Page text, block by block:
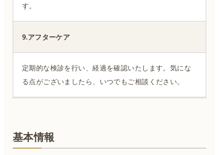
す。
9.アフターケア
定期的な検診を行い、経過を確認いたします。気にな
る点がございましたら、いつでもご相談ください。
基本情報